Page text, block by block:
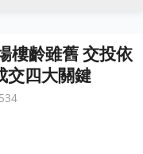
樓齡雖舊 交投依
交四大關鍵